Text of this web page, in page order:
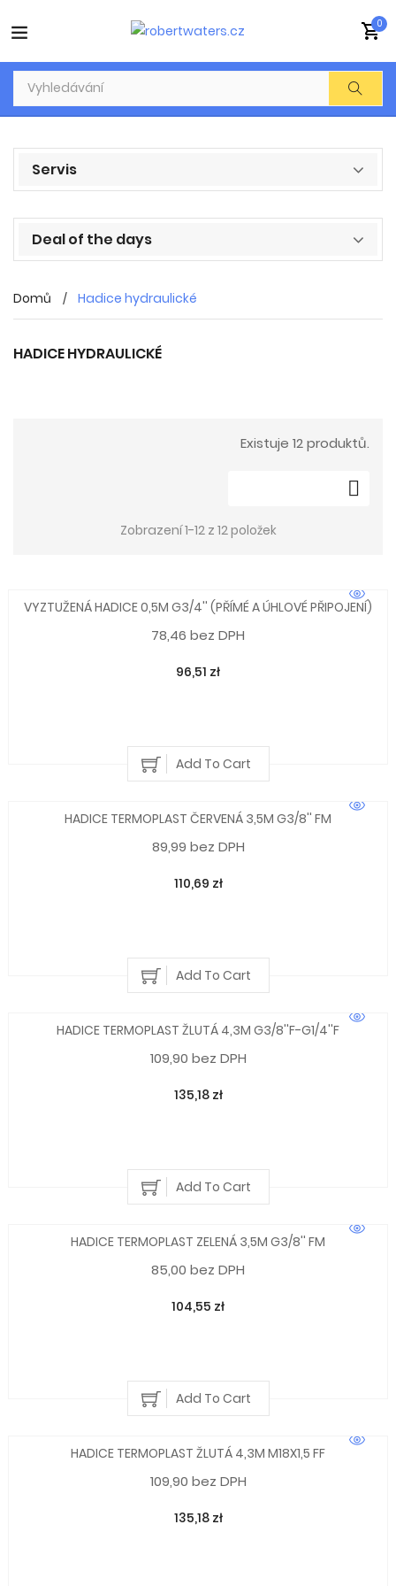
0
Servis
Deal of the days
Domů Hadice hydraulické
HADICE HYDRAULICKÉ
Existuje 12 produktů.

Zobrazení 1-12 z 12 položek
VYZTUŽENÁ HADICE 0,5M G3/4'' (PŘÍMÉ A ÚHLOVÉ PŘIPOJENÍ)
78,46 bez DPH
96,51 zł
Add To Cart
HADICE TERMOPLAST ČERVENÁ 3,5M G3/8'' FM
89,99 bez DPH
110,69 zł
Add To Cart
HADICE TERMOPLAST ŽLUTÁ 4,3M G3/8''F-G1/4''F
109,90 bez DPH
135,18 zł
Add To Cart
HADICE TERMOPLAST ZELENÁ 3,5M G3/8'' FM
85,00 bez DPH
104,55 zł
Add To Cart
HADICE TERMOPLAST ŽLUTÁ 4,3M M18X1,5 FF
109,90 bez DPH
135,18 zł